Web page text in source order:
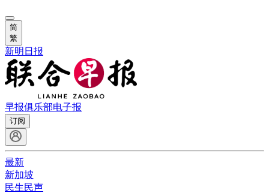
简
繁
新明日报
早报俱乐部电子报
订阅
最新
新加坡
民生民声